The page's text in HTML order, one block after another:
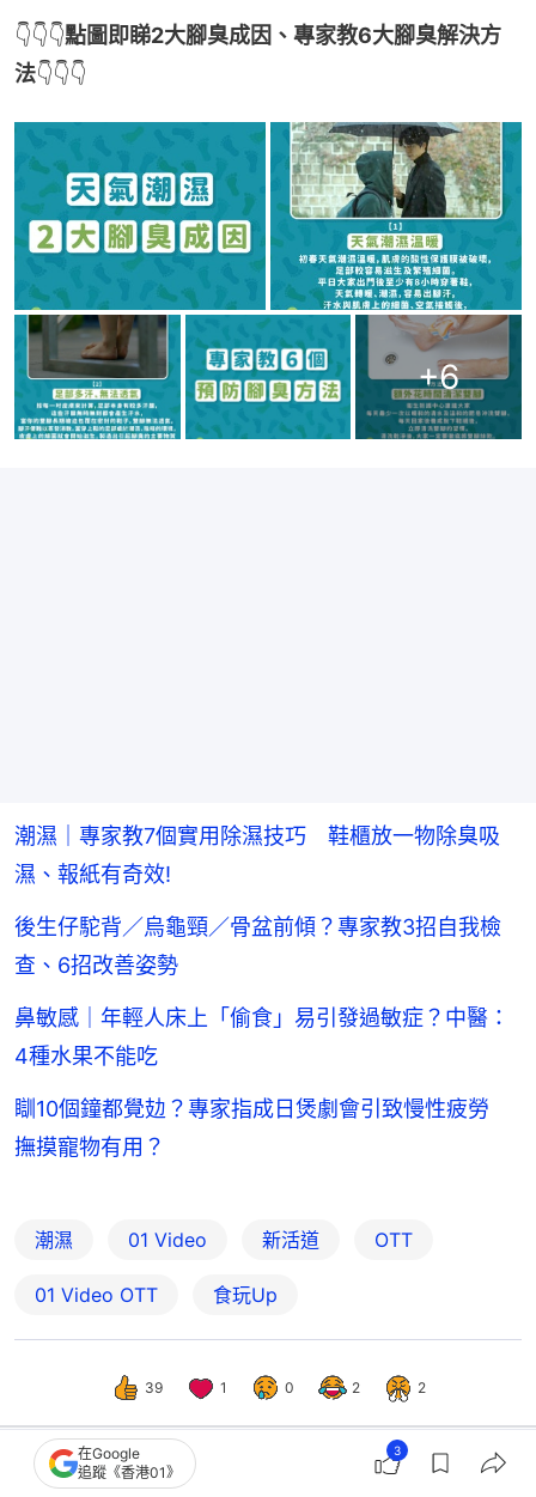
👇👇👇點圖即睇2大腳臭成因、專家教6大腳臭解決方
法👇👇👇
+6
潮濕｜專家教7個實用除濕技巧 鞋櫃放一物除臭吸
濕、報紙有奇效!
後生仔駝背／烏龜頸／骨盆前傾？專家教3招自我檢
查、6招改善姿勢
鼻敏感｜年輕人床上「偷食」易引發過敏症？中醫：
4種水果不能吃
瞓10個鐘都覺攰？專家指成日煲劇會引致慢性疲勞
撫摸寵物有用？
潮濕 01 Video 新活道 OTT
01‌ ‌Video‌ ‌OTT 食玩Up
39 1 0 2 2
在Google
追蹤《香港01》
3